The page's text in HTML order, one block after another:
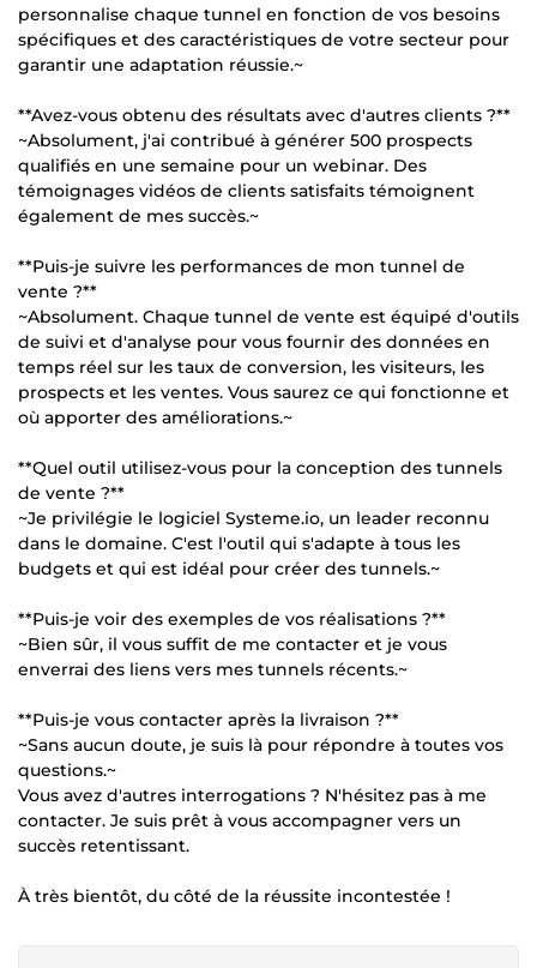
personnalise chaque tunnel en fonction de vos besoins
spécifiques et des caractéristiques de votre secteur pour
garantir une adaptation réussie.~
**Avez-vous obtenu des résultats avec d'autres clients ?**
~Absolument, j'ai contribué à générer 500 prospects
qualifiés en une semaine pour un webinar. Des
témoignages vidéos de clients satisfaits témoignent
également de mes succès.~
**Puis-je suivre les performances de mon tunnel de
vente ?**
~Absolument. Chaque tunnel de vente est équipé d'outils
de suivi et d'analyse pour vous fournir des données en
temps réel sur les taux de conversion, les visiteurs, les
prospects et les ventes. Vous saurez ce qui fonctionne et
où apporter des améliorations.~
**Quel outil utilisez-vous pour la conception des tunnels
de vente ?**
~Je privilégie le logiciel Systeme.io, un leader reconnu
dans le domaine. C'est l'outil qui s'adapte à tous les
budgets et qui est idéal pour créer des tunnels.~
**Puis-je voir des exemples de vos réalisations ?**
~Bien sûr, il vous suffit de me contacter et je vous
enverrai des liens vers mes tunnels récents.~
**Puis-je vous contacter après la livraison ?**
~Sans aucun doute, je suis là pour répondre à toutes vos
questions.~
Vous avez d'autres interrogations ? N'hésitez pas à me
contacter. Je suis prêt à vous accompagner vers un
succès retentissant.
À très bientôt, du côté de la réussite incontestée !